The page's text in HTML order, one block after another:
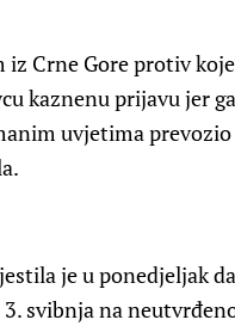
Crne Gore protiv
kaznenu prijavu jer
uvjetima
je u ponedjeljak
svibnja na